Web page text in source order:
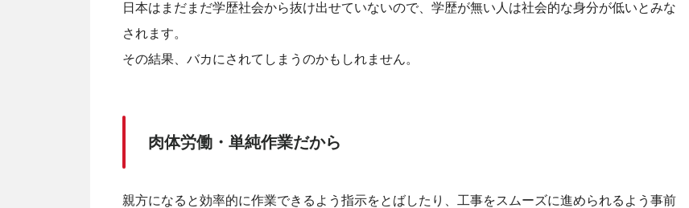
日本はまだまだ学歴社会から抜け出せていないので、学歴が無い人は社会的な身分が低いとみな
されます。
その結果、バカにされてしまうのかもしれません。
肉体労働・単純作業だから
親方になると効率的に作業できるよう指示をとばしたり、工事をスムーズに進められるよう事前